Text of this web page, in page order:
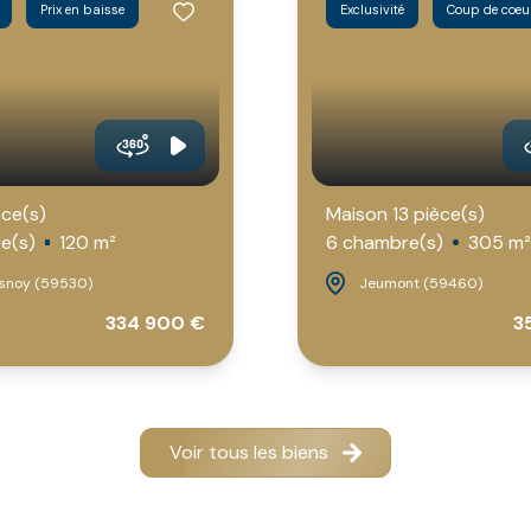
Prix en baisse
120 m²
(59530)
334 900 €
Exclusivité Coup de
Maison 13 pièce(s)
6 chambre(s)
305 m²
Jeumont (59460)
Voir tous les biens